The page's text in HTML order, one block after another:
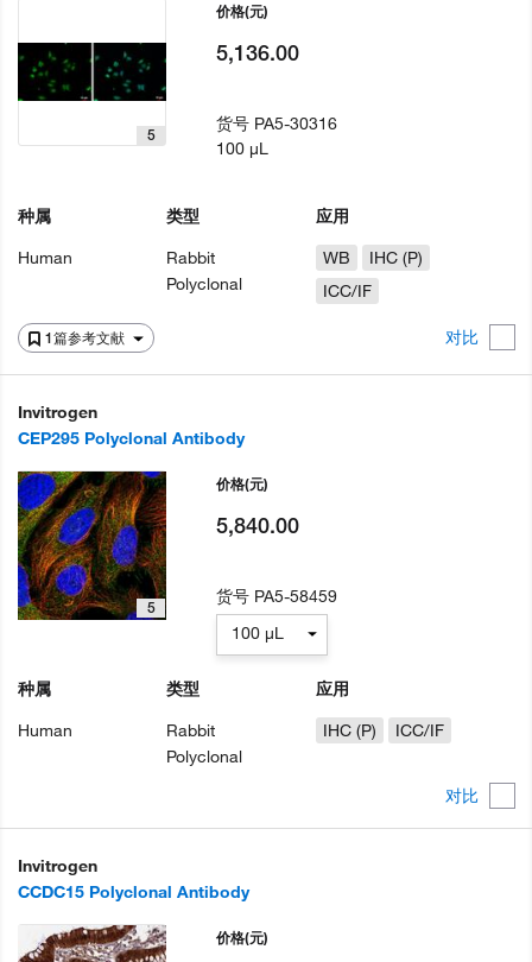
1篇参考文献 对比
5
种属
Human
类型
Rabbit
Polyclonal
应用
WB
IHC (P)
ICC/IF
价格(元)
5,136.00
货号 PA5-30316
100 µL
Invitrogen
CEP295 Polyclonal Antibody
对比
5
种属
Human
类型
Rabbit
Polyclonal
应用
IHC (P)
ICC/IF
价格(元)
5,840.00
货号 PA5-58459
100 µL
Invitrogen
CCDC15 Polyclonal Antibody
价格(元)